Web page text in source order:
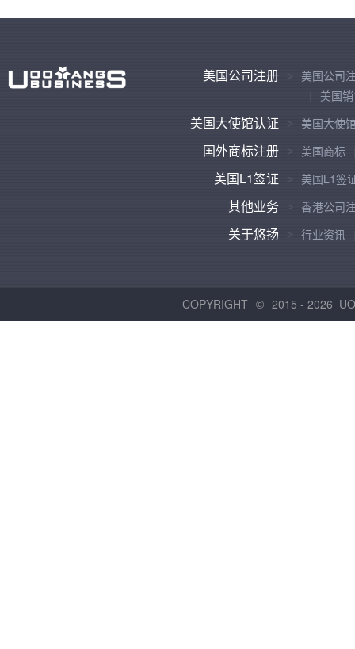
美国公司注册
美国公司
美国
美国大使馆认证 美国大使
国外商标注册 美国商标
美国L1签证 美国L1签
其他业务 香港公司
关于悠扬 行业资讯
COPYRIGHT © 2015 - 2026